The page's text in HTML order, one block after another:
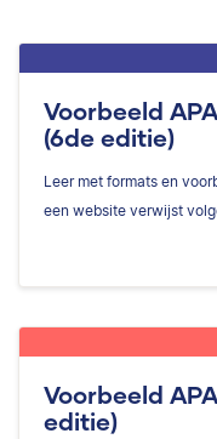
Voorbeeld
(6de editie)
Leer met formats en
een website verwijst
Voorbeeld
editie)